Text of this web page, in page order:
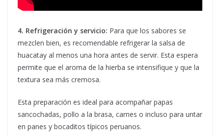
4. Refrigeración y servicio: Para que los sabores se
mezclen bien, es recomendable refrigerar la salsa de
huacatay al menos una hora antes de servir. Esta espera
permite que el aroma de la hierba se intensifique y que la
textura sea más cremosa.
Esta preparación es ideal para acompañar papas
sancochadas, pollo a la brasa, carnes o incluso para untar
en panes y bocaditos típicos peruanos.